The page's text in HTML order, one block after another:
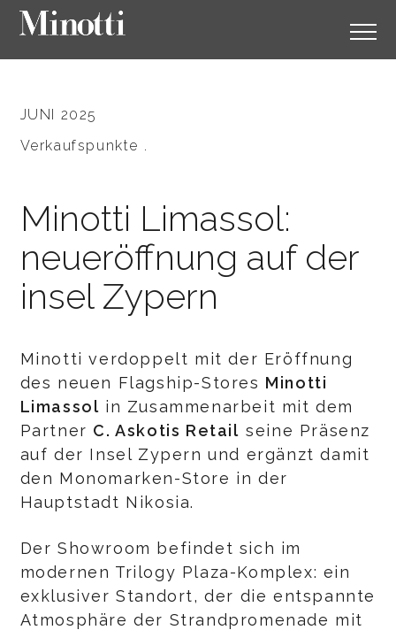
JUNI 2025
Verkaufspunkte .
Minotti Limassol:
neueröffnung auf der
insel Zypern
Minotti verdoppelt mit der Eröffnung
des neuen Flagship-Stores Minotti
Limassol in Zusammenarbeit mit dem
Partner C. Askotis Retail seine Präsenz
auf der Insel Zypern und ergänzt damit
den Monomarken-Store in der
Hauptstadt Nikosia.
Der Showroom befindet sich im
modernen Trilogy Plaza-Komplex: ein
exklusiver Standort, der die entspannte
Atmosphäre der Strandpromenade mit